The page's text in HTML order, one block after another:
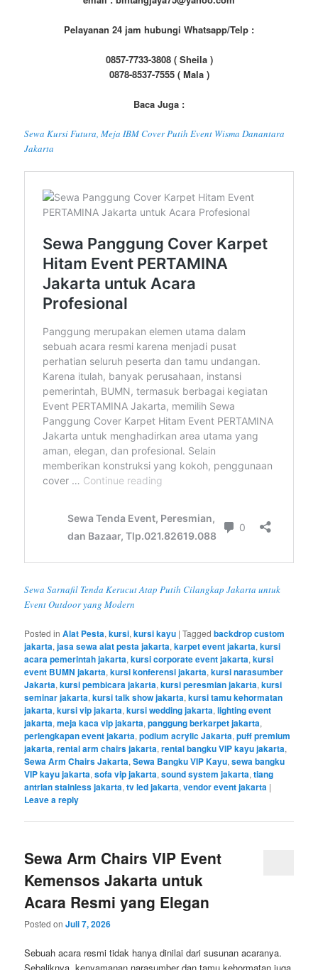
Pelayanan 24 jam hubungi Whatsapp/Telp :
0857-7733-3808 ( Sheila )
0878-8537-7555 ( Mala )
Baca Juga :
Sewa Kursi Futura, Meja IBM Cover Putih Event Wisma Danantara
Jakarta
Sewa Sarnafil Tenda Kerucut Atap Putih Cilangkap Jakarta untuk
Event Outdoor yang Modern
Posted in Alat Pesta,kursi,kursi kayu |Tagged backdrop custom
jakarta,jasa sewa alat pesta jakarta,karpet event jakarta,kursi
acara pemerintah jakarta,kursi corporate event jakarta,kursi
event BUMN jakarta,kursi konferensi jakarta,kursi narasumber
Jakarta,kursi pembicara jakarta,kursi peresmian jakarta,kursi
seminar jakarta,kursi talk show jakarta,kursi tamu kehormatan
jakarta,kursi vip jakarta,kursi wedding jakarta,lighting event
jakarta,meja kaca vip jakarta,panggung berkarpet jakarta,
perlengkapan event jakarta,podium acrylic Jakarta,puff premium
jakarta,rental arm chairs jakarta,rental bangku VIP kayu jakarta,
Sewa Arm Chairs Jakarta,Sewa Bangku VIP Kayu,sewa bangku
VIP kayu jakarta,sofa vip jakarta,sound system jakarta,tiang
antrian stainless jakarta,tv led jakarta,vendor event jakarta |
Leave a reply
Sewa Arm Chairs VIP Event
Kemensos Jakarta untuk
Acara Resmi yang Elegan
Posted onJuli 7, 2026
Sebuah acara resmi tidak hanya dinilai dari susunan acaranya.